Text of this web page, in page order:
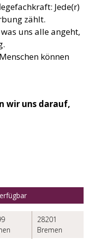
Jede(r)
zählt.
uns alle angeht,
können
wir uns darauf,
28201
Bremen